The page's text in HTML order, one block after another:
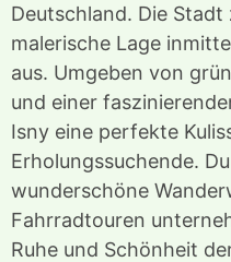
Deutschland. Die
malerische Lage
aus. Umgeben von
und einer
Isny eine perfekte
Erholungssuchende.
wunderschöne
Fahrradtouren
Ruhe und Schönheit